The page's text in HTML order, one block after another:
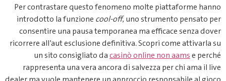
Per contrastare questo fenomeno molte piattaforme hanno
introdotto la funzione cool‑off, uno strumento pensato per
consentire una pausa temporanea ma efficace senza dover
ricorrere all’aut esclusione definitiva. Scopri come attivarla su
un sito consigliato dacasinò online non aamse perché
rappresenta una vera ancora di salvezza per chi ama il live